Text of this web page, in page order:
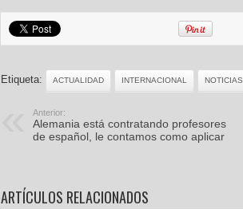
Etiqueta: ACTUALIDAD INTERNACIONAL NOTICIAS
Anterior:
Alemania está contratando profesores
de español, le contamos como aplicar
ARTÍCULOS RELACIONADOS